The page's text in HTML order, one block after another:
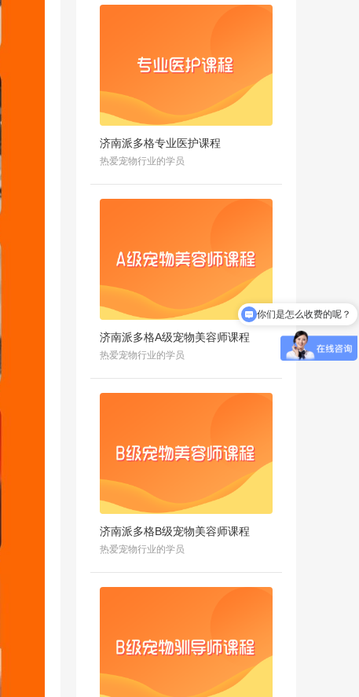
济南派多格专业医护课程
热爱宠物行业的学员
济南派多格A级宠物美容师课程
热爱宠物行业的学员
济南派多格B级宠物美容师课程
热爱宠物行业的学员
校区地址在哪里？